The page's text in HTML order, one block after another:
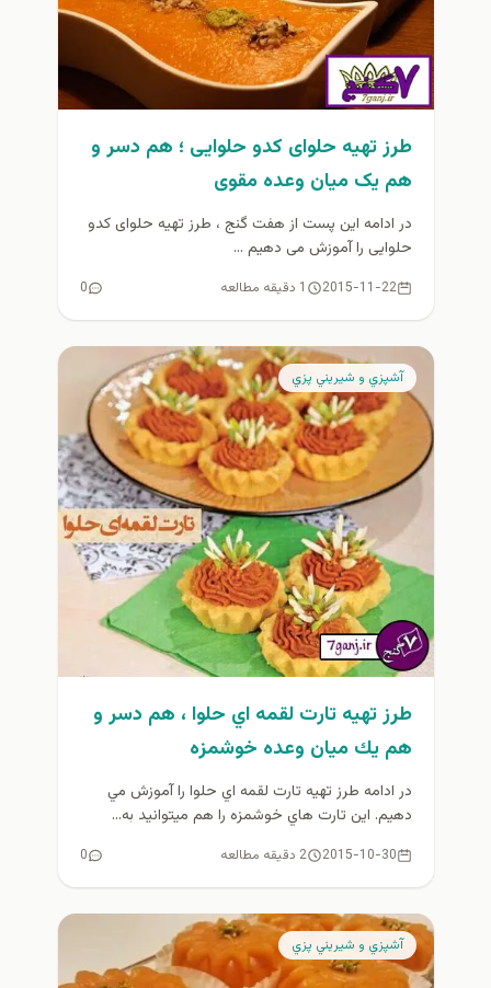
طرز تهیه حلوای کدو حلوایی ؛ هم دسر و
هم یک میان وعده مقوی
در ادامه این پست از هفت گنج ، طرز تهیه حلوای کدو
حلوایی را آموزش می دهیم ...
2015-11-22 1 دقیقه مطالعه 0
آشپزي و شيريني پزي
طرز تهيه تارت لقمه اي حلوا ، هم دسر و
هم يك ميان وعده خوشمزه
در ادامه طرز تهيه تارت لقمه اي حلوا را آموزش مي
دهيم. اين تارت هاي خوشمزه را هم ميتوانيد به...
2015-10-30 2 دقیقه مطالعه 0
آشپزي و شيريني پزي